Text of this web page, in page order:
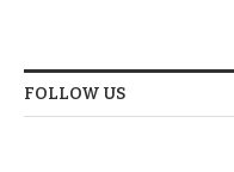
FOLLOW US